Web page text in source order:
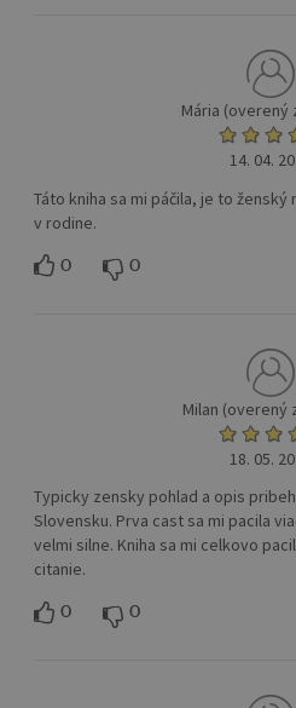
Mária (overený
14. 04.
Táto kniha sa mi páčila, je to
v rodine.
0 0
Milan (overený
18. 05.
Typicky zensky pohlad a opis
Slovensku. Prva cast sa mi pacila
velmi silne. Kniha sa mi celkovo
citanie.
0 0